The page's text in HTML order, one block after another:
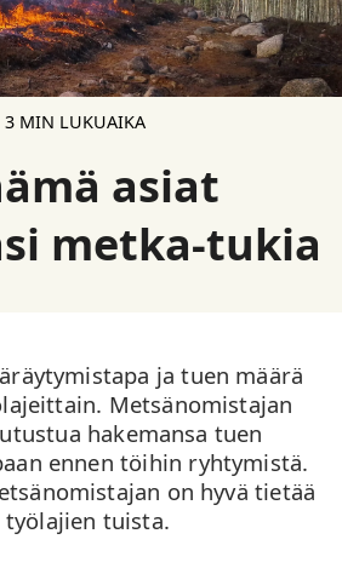
MIN LUKUAIKA
asiat
metka-tukia
ja tuen määrä
Metsänomistajan
hakemansa tuen
ennen töihin ryhtymistä.
on hyvä tietää
työlajien tuista.